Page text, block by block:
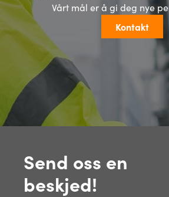
Vårt mål er å gi deg nye
Kontakt
Send oss ​​en
beskjed!